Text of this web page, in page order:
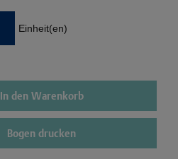
Einheit(en)
In den Warenkorb
Bogen drucken